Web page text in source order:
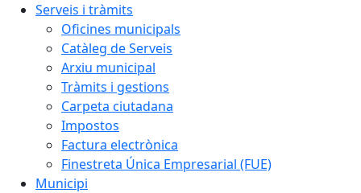
Serveis i tràmits
Oficines municipals
Catàleg de Serveis
Arxiu municipal
Tràmits i gestions
Carpeta ciutadana
Impostos
Factura electrònica
Finestreta Única Empresarial (FUE)
Municipi